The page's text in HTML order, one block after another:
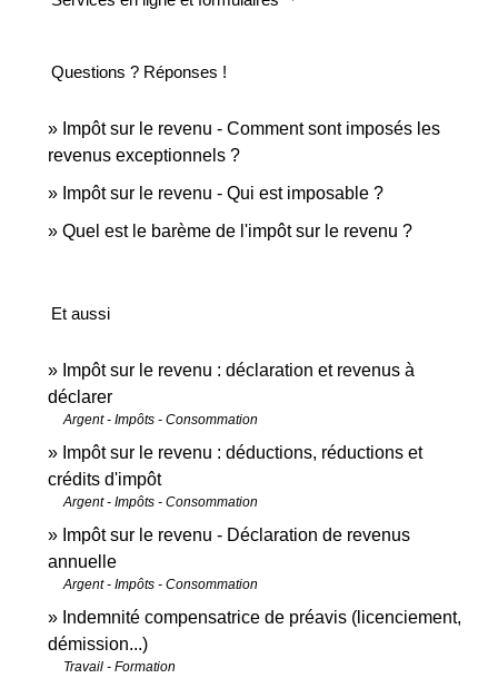
Questions ? Réponses !
Impôt sur le revenu - Comment sont imposés les
revenus exceptionnels ?
Impôt sur le revenu - Qui est imposable ?
Quel est le barème de l'impôt sur le revenu ?
Et aussi
Impôt sur le revenu : déclaration et revenus à
déclarer
Argent - Impôts - Consommation
Impôt sur le revenu : déductions, réductions et
crédits d'impôt
Argent - Impôts - Consommation
Impôt sur le revenu - Déclaration de revenus
annuelle
Argent - Impôts - Consommation
Indemnité compensatrice de préavis (licenciement,
démission...)
Travail - Formation